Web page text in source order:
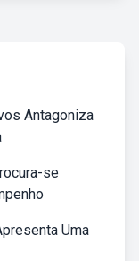
Antagoniza
se
Uma